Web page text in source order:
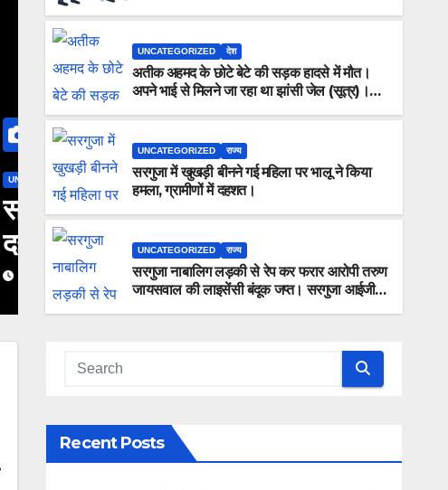
UNCATEGORIZED राज्य
सरगुजा नाबालिग लड़की से रेप कर फरार
लाइसेंसी बंदूक जप्त। सरगुजा आईजी ने
है टीम, जल्द होगा गिरफ्तार।”
AUGUST 1, 2026 ALOK SHUKLA
UNCATEGORIZED देश
अतीक अहमद के छोटे बेटे की सड़क हादसे में मौत।
अपने भाई से मिलने जा रहा था झांसी जेल (सूत्र)।
UNCATEGORIZED राज्य
सरगुजा में खुखड़ी बीनने गई महिला पर भालू ने किया
हमला, ग्रामीणों में दहशत।
UNCATEGORIZED राज्य
सरगुजा नाबालिग लड़की से रेप कर फरार आरोपी तरुण
जायसवाल की लाइसेंसी बंदूक जप्त। सरगुजा आईजी ने
Recent Posts